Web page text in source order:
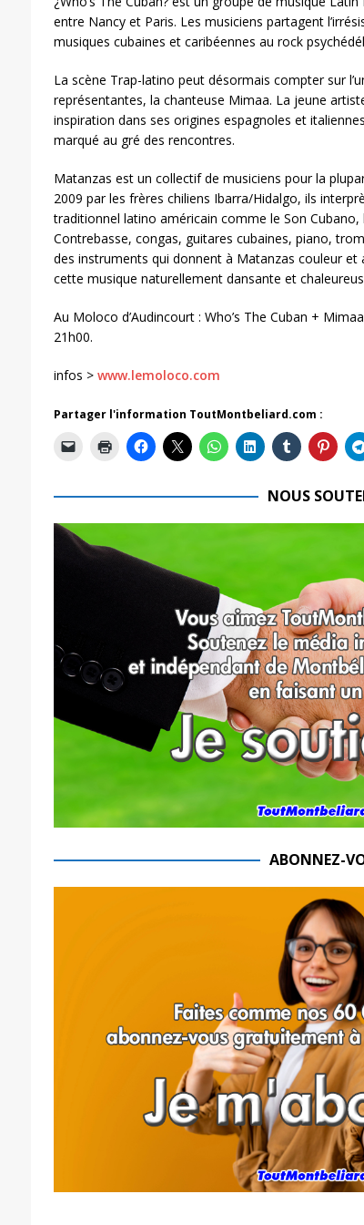
entre Nancy et Paris. Les musiciens partagent
musiques cubaines et caribéennes au rock
La scène Trap-latino peut désormais compter sur
représentantes, la chanteuse Mimaa. La jeune
inspiration dans ses origines espagnoles et
marqué au gré des rencontres.
Matanzas est un collectif de musiciens pour la
2009 par les frères chiliens Ibarra/Hidalgo, ils
traditionnel latino américain comme le Son Cubano,
Contrebasse, congas, guitares cubaines, piano,
des instruments qui donnent à Matanzas couleur
cette musique naturellement dansante et
Au Moloco d’Audincourt : Who’s The Cuban +
21h00.
infos > www.lemoloco.com
Partager l'information ToutMontbeliard.com :
NOUS
ABONNEZ-